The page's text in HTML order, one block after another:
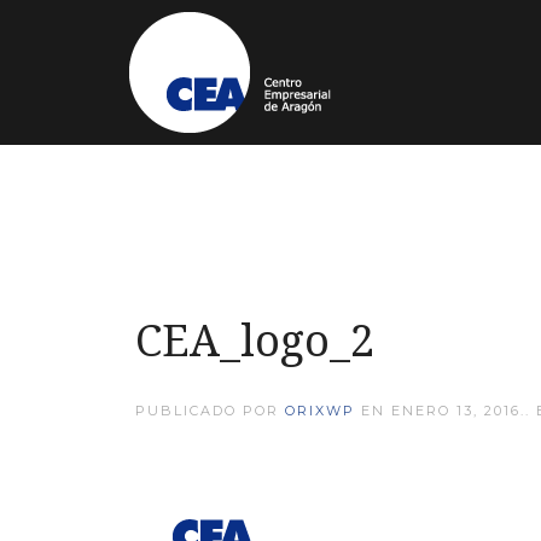
CEA_logo_2
PUBLICADO POR ORIXWP EN ENERO 13, 2016 ..